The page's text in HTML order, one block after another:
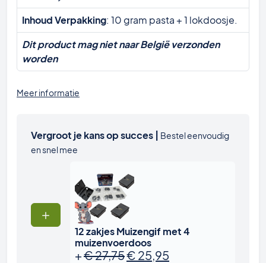
Inhoud Verpakking: 10 gram pasta + 1 lokdoosje.
Dit product mag niet naar België verzonden
worden
Meer informatie
Vergroot je kans op succes | Bestel eenvoudig
en snel mee
12 zakjes Muizengif met 4
muizenvoerdoos
+€27,75Oorspronkelijke prijs
€ 25,95